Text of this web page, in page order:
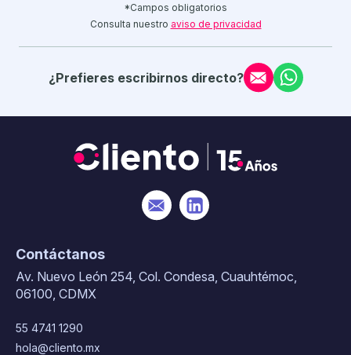
*Campos obligatorios
Consulta nuestro aviso de privacidad
¿Prefieres escribirnos directo?
Contáctanos
Av. Nuevo León 254, Col. Condesa, Cuauhtémoc,
06100, CDMX
55 4741 1290
hola@cliento.mx